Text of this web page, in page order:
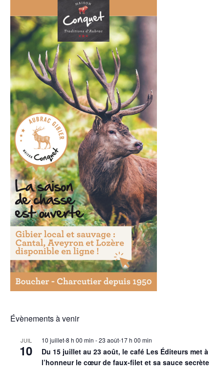
Évènements à venir
JUIL
10
10 juillet-8 h 00 min -23 août-17 h 00 min
Du 15 juillet au 23 août, le café Les Éditeurs met à
l’honneur le cœur de faux-filet et sa sauce secrète